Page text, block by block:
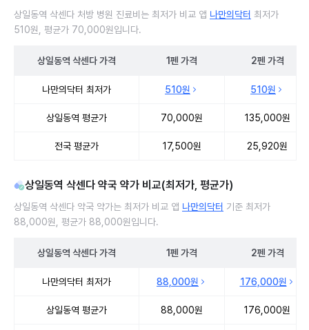
상일동역 삭센다 처방 병원 진료비는 최저가 비교 앱 나만의닥터 최저가
510원, 평균가 70,000원입니다.
상일동역 삭센다가격 1펜 가격 2펜 가격
나만의닥터 최저가 510원 510원
상일동역 평균가 70,000원 135,000원
전국 평균가 17,500원 25,920원
상일동역 삭센다 약국 약가 비교(최저가, 평균가)
상일동역 삭센다 약국 약가는 최저가 비교 앱 나만의닥터 기준 최저가
88,000원, 평균가 88,000원입니다.
상일동역 삭센다가격 1펜 가격 2펜 가격
나만의닥터 최저가 88,000원 176,000원
상일동역 평균가 88,000원 176,000원